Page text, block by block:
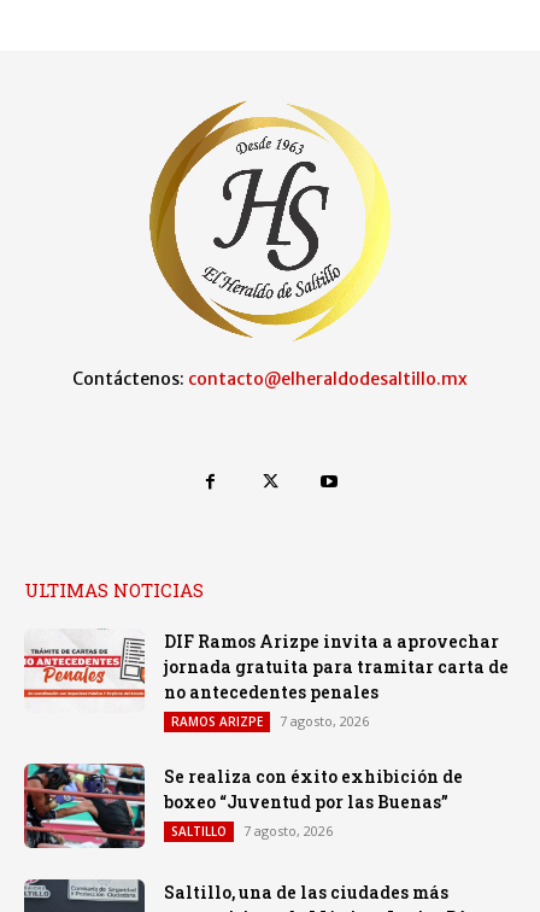
Contáctenos: contacto@elheraldodesaltillo.mx
ULTIMAS NOTICIAS
DIF Ramos Arizpe invita a aprovechar
jornada gratuita para tramitar carta de
no antecedentes penales
RAMOS ARIZPE 7 agosto, 2026
Se realiza con éxito exhibición de
boxeo “Juventud por las Buenas”
SALTILLO 7 agosto, 2026
Saltillo, una de las ciudades más